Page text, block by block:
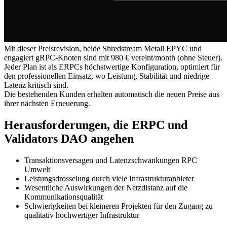
Mit dieser Preisrevision, beide Shredstream Metall EPYC und
engagiert gRPC-Knoten sind mit 980 € vereint/month (ohne Steuer).
Jeder Plan ist als ERPCs höchstwertige Konfiguration, optimiert für
den professionellen Einsatz, wo Leistung, Stabilität und niedrige
Latenz kritisch sind.
Die bestehenden Kunden erhalten automatisch die neuen Preise aus
ihrer nächsten Erneuerung.
Herausforderungen, die ERPC und
Validators DAO angehen
Transaktionsversagen und Latenzschwankungen RPC
Umwelt
Leistungsdrosselung durch viele Infrastrukturanbieter
Wesentliche Auswirkungen der Netzdistanz auf die
Kommunikationsqualität
Schwierigkeiten bei kleineren Projekten für den Zugang zu
qualitativ hochwertiger Infrastruktur